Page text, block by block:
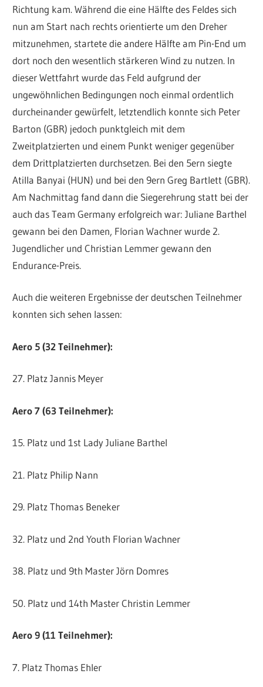
Richtung kam. Während die eine Hälfte des Feldes sich
nun am Start nach rechts orientierte um den Dreher
mitzunehmen, startete die andere Hälfte am Pin-End um
dort noch den wesentlich stärkeren Wind zu nutzen. In
dieser Wettfahrt wurde das Feld aufgrund der
ungewöhnlichen Bedingungen noch einmal ordentlich
durcheinander gewürfelt, letztendlich konnte sich Peter
Barton (GBR) jedoch punktgleich mit dem
Zweitplatzierten und einem Punkt weniger gegenüber
dem Drittplatzierten durchsetzen. Bei den 5ern siegte
Atilla Banyai (HUN) und bei den 9ern Greg Bartlett (GBR).
Am Nachmittag fand dann die Siegerehrung statt bei der
auch das Team Germany erfolgreich war: Juliane Barthel
gewann bei den Damen, Florian Wachner wurde 2.
Jugendlicher und Christian Lemmer gewann den
Endurance-Preis.
Auch die weiteren Ergebnisse der deutschen Teilnehmer
konnten sich sehen lassen:
Aero 5 (32 Teilnehmer):
27. Platz Jannis Meyer
Aero 7 (63 Teilnehmer):
15. Platz und 1st Lady Juliane Barthel
21. Platz Philip Nann
29. Platz Thomas Beneker
32. Platz und 2nd Youth Florian Wachner
38. Platz und 9th Master Jörn Domres
50. Platz und 14th Master Christin Lemmer
Aero 9 (11 Teilnehmer):
7. Platz Thomas Ehler